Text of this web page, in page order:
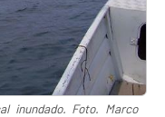
inundado. Foto. Marco